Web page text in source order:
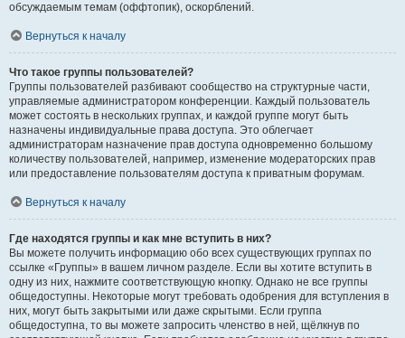
обсуждаемым темам (оффтопик), оскорблений.
Вернуться к началу
Что такое группы пользователей?
Группы пользователей разбивают сообщество на структурные части,
управляемые администратором конференции. Каждый пользователь
может состоять в нескольких группах, и каждой группе могут быть
назначены индивидуальные права доступа. Это облегчает
администраторам назначение прав доступа одновременно большому
количеству пользователей, например, изменение модераторских прав
или предоставление пользователям доступа к приватным форумам.
Вернуться к началу
Где находятся группы и как мне вступить в них?
Вы можете получить информацию обо всех существующих группах по
ссылке «Группы» в вашем личном разделе. Если вы хотите вступить в
одну из них, нажмите соответствующую кнопку. Однако не все группы
общедоступны. Некоторые могут требовать одобрения для вступления в
них, могут быть закрытыми или даже скрытыми. Если группа
общедоступна, то вы можете запросить членство в ней, щёлкнув по